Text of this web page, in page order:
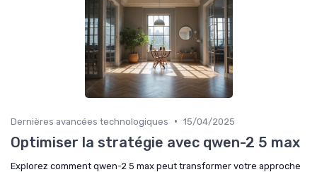
Dernières avancées technologiques • 15/04/2025
Optimiser la stratégie avec qwen-2 5 max
Explorez comment qwen-2 5 max peut transformer votre approche